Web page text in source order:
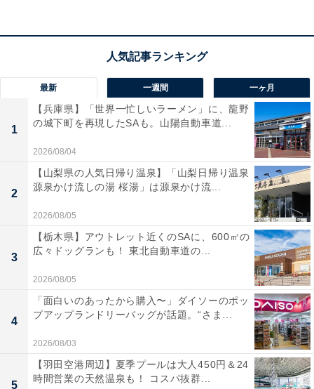
技術により、オープン型とは思えない臨場感あふれるサ
ねなく使えるのも魅力。洗練されたカラーリングも所有
欲を満たしてくれます。
ユーザーからは「着けているのを忘れるほど快適」「音
が空間に溶け込むよう」と驚きの声が届いています。一
方で、「周囲が非常に騒がしい場所では少し聞き取りに
くい」という意見も。自然な聴き心地を求める人や、常
に音楽を生活のBGMとして纏っていたい人には、おすす
めの商品といえそうです。
最新 一週間 一ヶ月
1
【兵庫県】「世界一忙しいラーメン」に、龍野
の城下町を再現したSAも。山陽自動車道...
2026/08/04
2
【山梨県の人気日帰り温泉】「山梨日帰り温泉
源泉かけ流しの湯 桜湯」は源泉かけ流...
2026/08/05
3
【栃木県】アウトレット近くのSAに、600㎡の
広々ドッグランも！ 東北自動車道の...
2026/08/05
4
「面白いのあったから購入〜」ダイソーのポッ
プアップランドリーバッグが話題。“さま...
2026/08/03
5
【羽田空港周辺】夏季プールは大人450円＆24
時間営業の天然温泉も！ コスパ抜群...